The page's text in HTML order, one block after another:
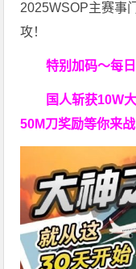
2025WSOP主赛事
攻！
特别加码～每
国人斩获10W
50M刀奖励等你来战